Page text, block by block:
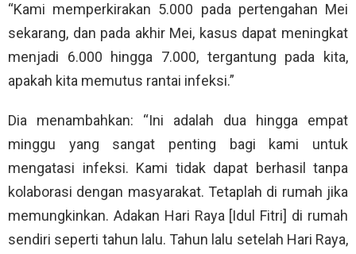
“Kami memperkirakan 5.000 pada pertengahan Mei
sekarang, dan pada akhir Mei, kasus dapat meningkat
menjadi 6.000 hingga 7.000, tergantung pada kita,
apakah kita memutus rantai infeksi.”
Dia menambahkan: “Ini adalah dua hingga empat
minggu yang sangat penting bagi kami untuk
mengatasi infeksi. Kami tidak dapat berhasil tanpa
kolaborasi dengan masyarakat. Tetaplah di rumah jika
memungkinkan. Adakan Hari Raya [Idul Fitri] di rumah
sendiri seperti tahun lalu. Tahun lalu setelah Hari Raya,